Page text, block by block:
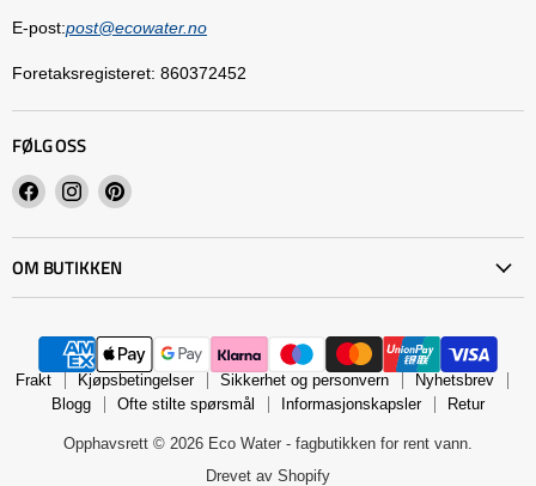
E-post:post@ecowater.no
Foretaksregisteret: 860372452
FØLG OSS
Finn
oss
på
Facebook
Finn
oss
på
Instagram
Finn
på
OM BUTIKKEN
Frakt Kjøpsbetingelser Sikkerhet og personvern
Nyhetsbrev
Blogg
Ofte stilte spørsmål Informasjonskapsler Retur
Opphavsrett © 2026 Eco Water - fagbutikken for rent vann.
Drevet av Shopify